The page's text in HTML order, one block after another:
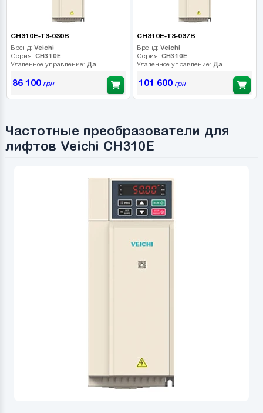
CH310E-T3-030B
Бренд: Veichi
Серия: CH310E
Удалённое управление: Да
86 100грн
CH310E-T3-037B
Бренд: Veichi
Серия: CH310E
Удалённое управление: Да
101 600грн
Частотные преобразователи для
лифтов Veichi CH310E